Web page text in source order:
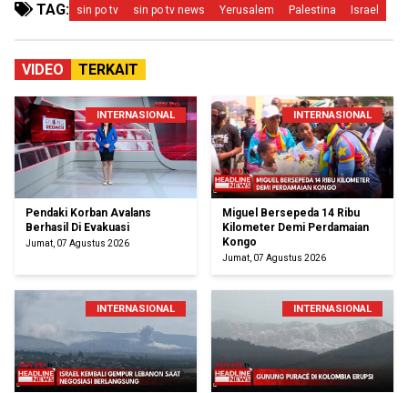
TAG: sin po tv sin po tv news Yerusalem Palestina Israel
VIDEO TERKAIT
INTERNASIONAL
Pendaki Korban Avalans
Berhasil Di Evakuasi
Jumat, 07 Agustus 2026
INTERNASIONAL
Miguel Bersepeda 14 Ribu
Kilometer Demi Perdamaian
Kongo
Jumat, 07 Agustus 2026
INTERNASIONAL INTERNASIONAL